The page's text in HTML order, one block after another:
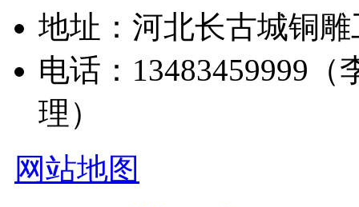
地址：河北长古城铜
电话：13483459999（
理）
网站地图